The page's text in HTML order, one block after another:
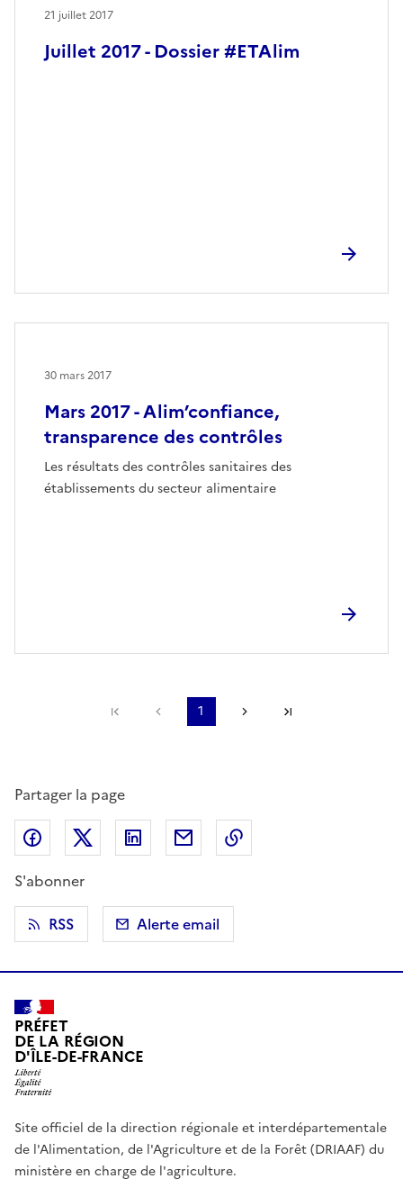
Juillet 2017 - Dossier #ETAlim
21 juillet 2017
Mars 2017 - Alim’confiance,
transparence des contrôles
Les résultats des contrôles sanitaires des
établissements du secteur alimentaire
30 mars 2017
Première pagePage précédente
1 Page suivante
Partager la page
Partager sur Facebook
Partager sur X (anciennement Twitter)
Partager sur LinkedIn
Partager par email
S'abonner
RSS
Alerte email
PRÉFET
DE LA RÉGION
D'ÎLE-DE-FRANCE
Site officiel de la direction régionale et interdépartementale
de l'Alimentation, de l'Agriculture et de la Forêt (DRIAAF) du
ministère en charge de l'agriculture.